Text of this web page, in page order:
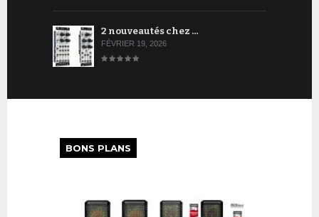
2 nouveautés chez …
FÉVRIER 19, 2026
BONS PLANS